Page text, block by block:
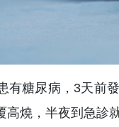
有糖尿病，3天前
高燒，半夜到急診